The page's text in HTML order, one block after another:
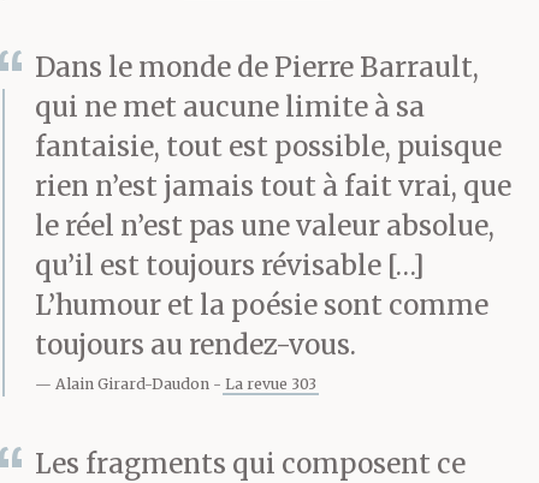
Dans le monde de Pierre Barrault,
qui ne met aucune limite à sa
fantaisie, tout est possible, puisque
rien n’est jamais tout à fait vrai, que
le réel n’est pas une valeur absolue,
qu’il est toujours révisable […]
L’humour et la poésie sont comme
toujours au rendez-vous.
Alain Girard-Daudon La revue 303
Les fragments qui composent ce